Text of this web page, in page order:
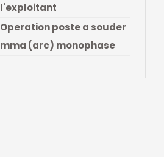
l'exploitant
Operation poste a souder
mma (arc) monophase